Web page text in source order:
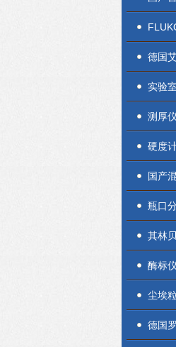
德国
实验
测厚仪
硬度
国产
瓶口
其林
酶标
尘埃
德国